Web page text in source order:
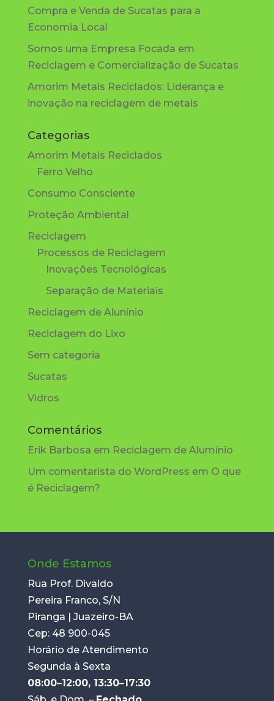
Compra e Venda de Sucatas para a
Economia Local
Somos uma Empresa Focada em
Reciclagem e Comercialização de Sucatas
Amorim Metais Reciclados: Liderança e
inovação na reciclagem de metais
Categorias
Amorim Metais Reciclados
Ferro Velho
Consumo Consciente
Proteção Ambiental
Reciclagem
Processos de Reciclagem
Inovações Tecnológicas
Separação de Materiais
Reciclagem de Alunínio
Reciclagem do Lixo
Sem categoria
Sucatas
Vidros
Comentários
Erik Barbosa em Reciclagem de Alumínio
Um comentarista do WordPress em O que
é Reciclagem?
Onde Estamos
Rua Prof. Divaldo
Pereira Franco, S/N
Piranga | Juazeiro-BA
Cep: 48 900-045
Horário de Atendimento
Segunda à Sexta
08:00–12:00, 13:30–17:30